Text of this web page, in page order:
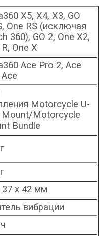
X5, X4, X3, GO
One RS (исключая
360), GO 2, One X2,
One X
Ace Pro 2, Ace
Motorcycle U-
Mount/Motorcycle
Bundle
37 х 42 мм
вибрации